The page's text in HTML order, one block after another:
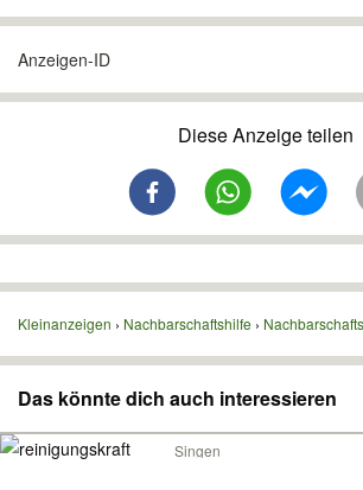
Anzeigen-ID
Diese Anzeige teilen
Kleinanzeigen Nachbarschaftshilfe
Das könnte dich auch interessieren
Singen